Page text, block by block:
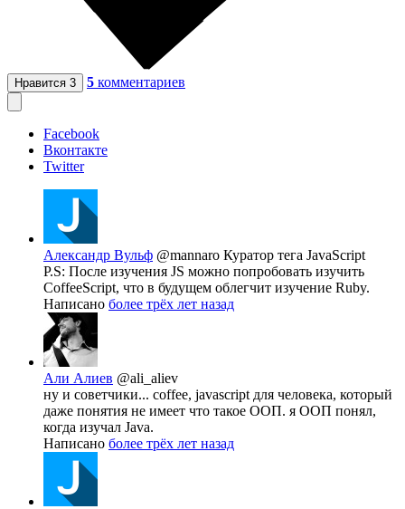
Нравится 3 5 комментариев
Facebook
Вконтакте
Twitter
Александр Вульф @mannaro Куратор тега JavaScript
P.S: После изучения JS можно попробовать изучить
CoffeeScript, что в будущем облегчит изучение Ruby.
Написано более трёх лет назад
Али Алиев @ali_aliev
ну и советчики... coffee, javascript для человека, который
даже понятия не имеет что такое ООП. я ООП понял,
когда изучал Java.
Написано более трёх лет назад